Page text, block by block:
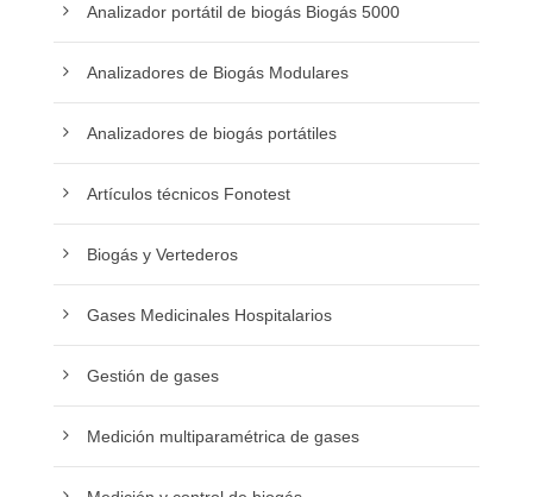
Analizador portátil de biogás Biogás 5000
Analizadores de Biogás Modulares
Analizadores de biogás portátiles
Artículos técnicos Fonotest
Biogás y Vertederos
Gases Medicinales Hospitalarios
Gestión de gases
Medición multiparamétrica de gases